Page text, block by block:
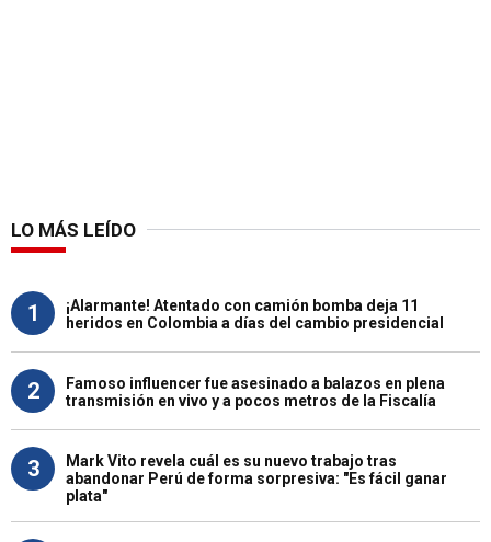
LO MÁS LEÍDO
1
¡Alarmante! Atentado con camión bomba deja 11
heridos en Colombia a días del cambio presidencial
2
Famoso influencer fue asesinado a balazos en plena
transmisión en vivo y a pocos metros de la Fiscalía
3
Mark Vito revela cuál es su nuevo trabajo tras
abandonar Perú de forma sorpresiva: "Es fácil ganar
plata"